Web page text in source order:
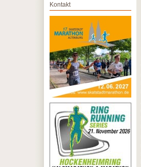
Kontakt